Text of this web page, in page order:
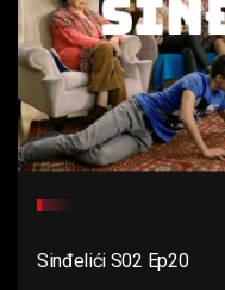
Sinđelići S02 Ep20